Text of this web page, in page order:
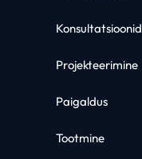
Konsultatsioonid
Projekteerimine
Paigaldus
Tootmine